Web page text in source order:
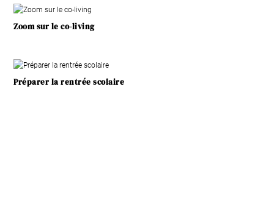
Zoom sur le co-living
Préparer la rentrée scolaire